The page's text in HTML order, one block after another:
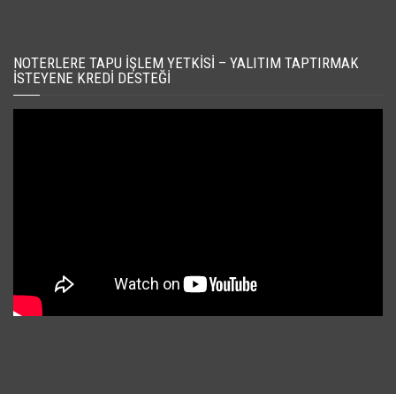
NOTERLERE TAPU İŞLEM YETKISI – YALITIM TAPTIRMAK
İSTEYENE KREDI DESTEĞI